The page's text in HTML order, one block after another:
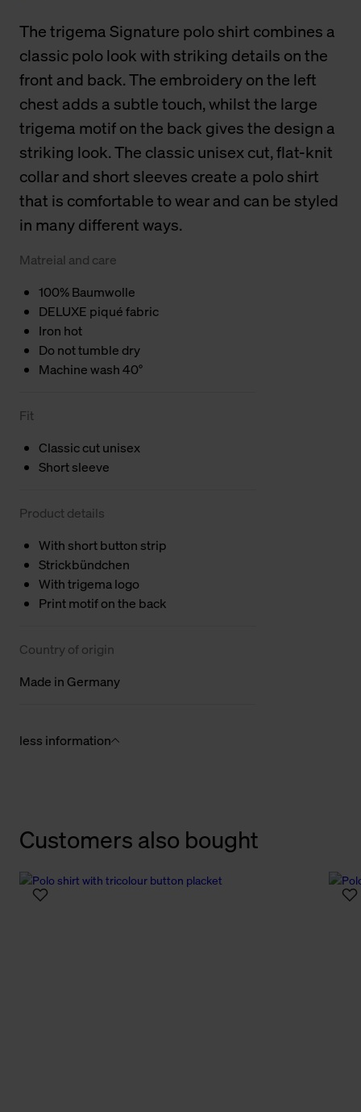
The trigema Signature polo shirt combines a
classic polo look with striking details on the
front and back. The embroidery on the left
chest adds a subtle touch, whilst the large
trigema motif on the back gives the design a
striking look. The classic unisex cut, flat-knit
collar and short sleeves create a polo shirt
that is comfortable to wear and can be styled
in many different ways.
Matreial and care
100% Baumwolle
DELUXE piqué fabric
Iron hot
Do not tumble dry
Machine wash 40°
Fit
Classic cut unisex
Short sleeve
Product details
With short button strip
Strickbündchen
With trigema logo
Print motif on the back
Country of origin
Made in Germany
less information
Customers also bought